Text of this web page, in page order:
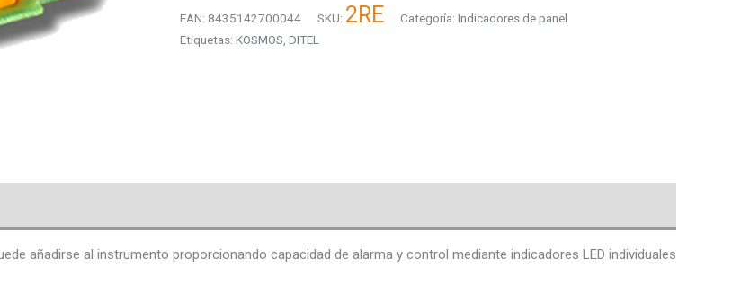
EAN: 8435142700044 SKU: 2RE Categoría: Indicadores de panel
Etiquetas: KOSMOS DITEL
añadirse al instrumento proporcionando capacidad de alarma y control mediante indicadores LED individuales